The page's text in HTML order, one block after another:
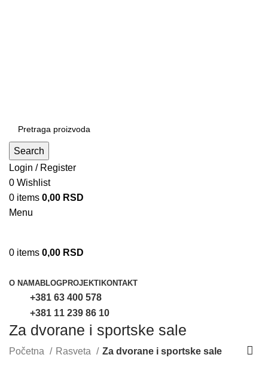
Search
Login / Register
0 Wishlist
0 items 0,00 RSD
Menu
0 items 0,00 RSD
O NAMABLOGPROJEKTIKONTAKT
+381 63 400 578
+381 11 239 86 10
Za dvorane i sportske sale
Početna Rasveta Za dvorane i sportske sale